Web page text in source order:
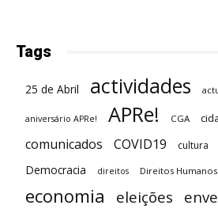
Tags
25 de Abril actividades
aniversário APRe! APRe! CGA
comunicados COVID19 cultura
Democracia direitos Direitos Humanos
economia eleições